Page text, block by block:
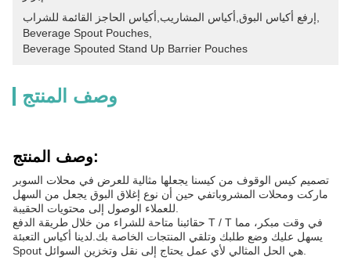
إرفع أكياس البوق,أكياس المشاريب,أكياس الحاجز القائمة للشراب
Beverage Spout Pouches
Beverage Spouted Stand Up Barrier Pouches
وصف المنتج
وصف المنتج:
تصميم كيس الوقوف من كيسنا يجعلها مثالية للعرض في محلات السوبر
ماركت ومحلات المشروباتفي حين أن نوع إغلاق البوق يجعل من السهل
حقائبنا متاحة للشراء من خلال طريقة الدفع T / T في وقت مبكر، مما
يسهل عليك وضع طلبك وتلقي المنتجات الخاصة بك.لدينا أكياس التعبئة